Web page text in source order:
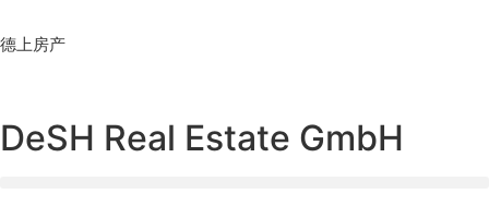
to
德上房产
DeSH Real Estate GmbH